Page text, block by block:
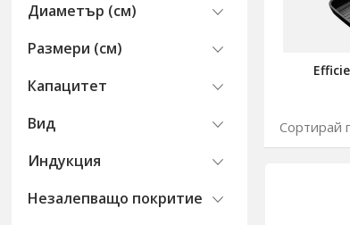
Диаметър (см)
Размери (см)
Капацитет
Вид
Индукция
Незалепващо покритие
Сортирай